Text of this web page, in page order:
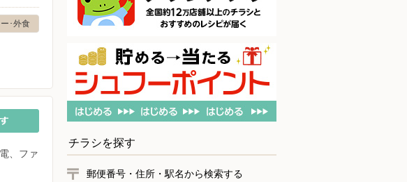
･外食
、ファ
チラシを探す
郵便番号・住所・駅名から検索する